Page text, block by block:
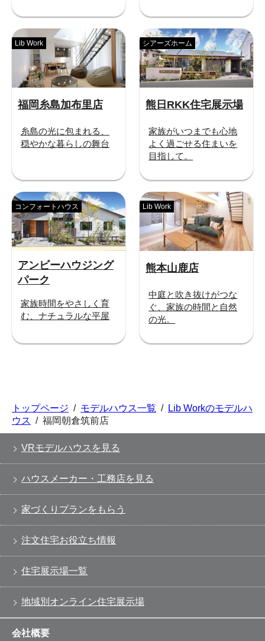
福岡糸島加布里店
Lib Work
糸島の光に包まれる、
穏やかな暮らしの舞台
熊日RKK住宅展示場
シアーズホーム
家族がいつまでも心地
よく過ごせる住まいを
目指して。
アンビーハウジング
パーク
コンフォートハウス
家族時間をやさしく育
む、ナチュラルな平屋
熊本山鹿店
Lib Work
中庭と吹き抜けがつな
ぐ、家族の時間と自然
の光。
トップページ / モデルハウス一覧 / Lib Workのモデルハ
ウス / 福岡朝倉筑前店
VRモデルハウスを見る
ハウスメーカー・工務店を見る
家づくりプランをもらう
注文住宅お役立ち情報
住宅展示場一覧
地域別オンライン住宅展示場
会社概要